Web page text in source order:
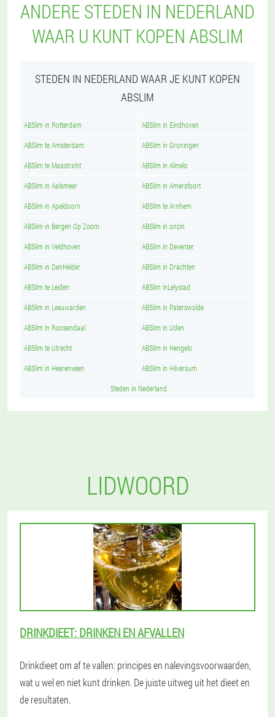
ANDERE STEDEN IN NEDERLAND
WAAR U KUNT KOPEN ABSLIM
STEDEN IN NEDERLAND WAAR JE KUNT KOPEN
ABSLIM
ABSlim in Rotterdam ABSlim in Eindhoven
ABSlim te Amsterdam ABSlim in Groningen
ABSlim te Maastricht ABSlim in Almelo
ABSlim in Aalsmeer ABSlim in Amersfoort
ABSlim in Apeldoorn ABSlim te Arnhem
ABSlim in Bergen Op Zoom ABSlim in onzin
ABSlim in Veldhoven ABSlim in Deventer
ABSlim in DenHelder ABSlim in Drachten
ABSlim te Leiden ABSlim inLelystad
ABSlim in Leeuwarden ABSlim in Paterswolde
ABSlim in Roosendaal ABSlim in Uden
ABSlim te Utrecht ABSlim in Hengelo
ABSlim in Heerenveen ABSlim in Hilversum
Steden in Nederland
LIDWOORD
DRINKDIEET: DRINKEN EN AFVALLEN
Drinkdieet om af te vallen: principes en nalevingsvoorwaarden,
wat u wel en niet kunt drinken. De juiste uitweg uit het dieet en
de resultaten.